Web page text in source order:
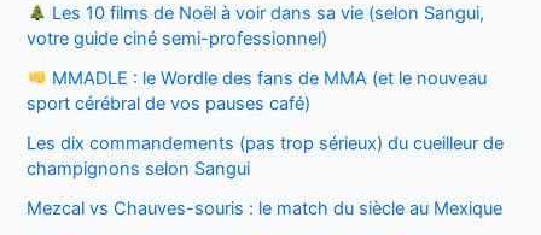
Les 10 films de Noël à voir dans sa vie (selon Sangui,
votre guide ciné semi-professionnel)
MMADLE : le Wordle des fans de MMA (et le nouveau
sport cérébral de vos pauses café)
Les dix commandements (pas trop sérieux) du cueilleur de
champignons selon Sangui
Mezcal vs Chauves-souris : le match du siècle au Mexique